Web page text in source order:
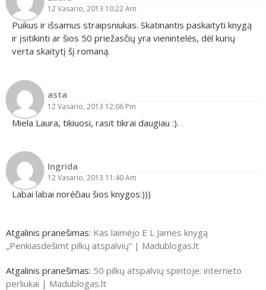
12 Vasario, 2013 10:22 Am
Puikus ir išsamus straipsniukas. Skatinantis paskaityti knygą
ir įsitikinti ar šios 50 priežasčių yra vienintelės, dėl kurių
verta skaitytį šį romaną.
asta
12 Vasario, 2013 12:06 Pm
Miela Laura, tikiuosi, rasit tikrai daugiau :).
Ingrida
12 Vasario, 2013 11:40 Am
Labai labai norėčiau šios knygos:)))
Atgalinis pranešimas: Kas laimėjo E L James knygą
„Penkiasdešimt pilkų atspalvių“ | Madublogas.lt
Atgalinis pranešimas: 50 pilkų atspalvių spintoje: interneto
perliukai | Madublogas.lt